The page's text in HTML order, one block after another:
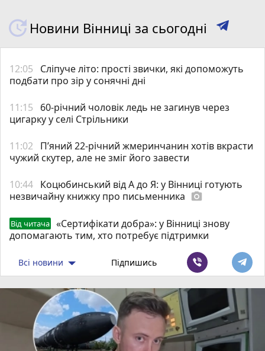
Новини Вінниці за сьогодні
12:05
Сліпуче літо: прості звички, які допоможуть
подбати про зір у сонячні дні
11:15
60-річний чоловік ледь не загинув через
цигарку у селі Стрільники
11:02
П’яний 22-річний жмеринчанин хотів вкрасти
чужий скутер, але не зміг його завести
10:44 Коцюбинський від А до Я: у Вінниці готують
незвичайну книжку про письменника photo_camera
Від читача
«Сертифікати добра»: у Вінниці знову
допомагають тим, хто потребує підтримки
Всі новини Підпишись